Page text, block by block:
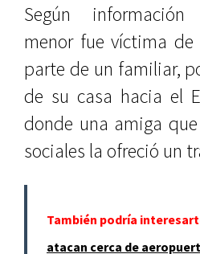
Según
menor fue víctima
parte de un familiar,
de su casa hacia el
donde una amiga
sociales la ofreció un
También podría
atacan cerca de